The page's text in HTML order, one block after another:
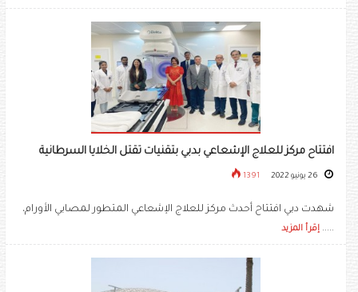
افتتاح مركز للعلاج الإشعاعي بدبي بتقنيات تقتل الخلايا السرطانية
1391
شهدت دبي افتتاح أحدث مركز للعلاج الإشعاعي المتطور لمصابي الأورام،
..... إقرأ المزيد